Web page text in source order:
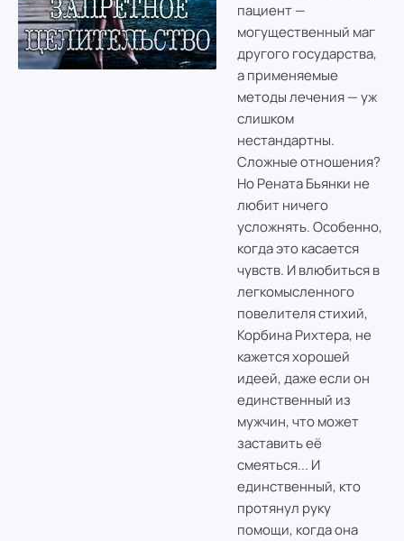
пациент —
могущественный маг
другого государства,
а применяемые
методы лечения — уж
слишком
нестандартны.
Сложные отношения?
Но Рената Бьянки не
любит ничего
усложнять. Особенно,
когда это касается
чувств. И влюбиться в
легкомысленного
повелителя стихий,
Корбина Рихтера, не
кажется хорошей
идеей, даже если он
единственный из
мужчин, что может
заставить её
смеяться... И
единственный, кто
протянул руку
помощи, когда она